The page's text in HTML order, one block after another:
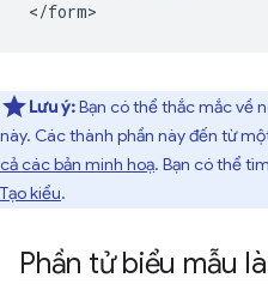
Lưu ý:Bạn có thể thắc mắc về
này. Các thành phần này đến từ
cả các bản minh hoạ. Bạn có thể
Tạo kiểu.
Phần tử biểu mẫu